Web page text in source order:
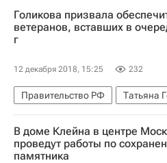
Голикова призвала
ветеранов, вставших в
г
12 декабря 2018, 15:25 232
Правительство РФ
Татьяна
Новости - Недвижимость
В доме Клейна в центре
проведут работы по
памятника